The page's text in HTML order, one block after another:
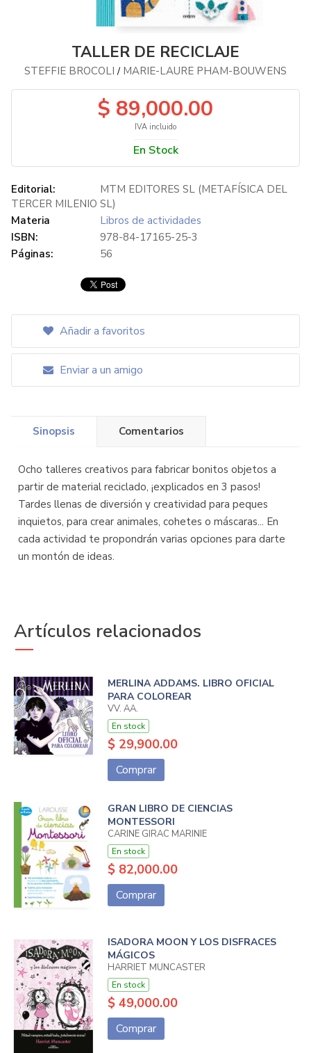
TALLER DE RECICLAJE
STEFFIE BROCOLI / MARIE-LAURE PHAM-BOUWENS
$ 89,000.00
IVA incluido
En Stock
Editorial:
MTM EDITORES SL (METAFÍSICA DEL
TERCER MILENIO SL)
Materia
Libros de actividades
ISBN:
978-84-17165-25-3
Páginas:
56
Añadir a favoritos
Enviar a un amigo
Sinopsis Comentarios
Ocho talleres creativos para fabricar bonitos objetos a
partir de material reciclado, ¡explicados en 3 pasos!
Tardes llenas de diversión y creatividad para peques
inquietos, para crear animales, cohetes o máscaras... En
cada actividad te propondrán varias opciones para darte
un montón de ideas.
Artículos relacionados
MERLINA ADDAMS. LIBRO OFICIAL
PARA COLOREAR
VV. AA.
En stock
$ 29,900.00
Comprar
GRAN LIBRO DE CIENCIAS
MONTESSORI
CARINE GIRAC MARINIE
En stock
$ 82,000.00
Comprar
ISADORA MOON Y LOS DISFRACES
MÁGICOS
HARRIET MUNCASTER
En stock
$ 49,000.00
Comprar